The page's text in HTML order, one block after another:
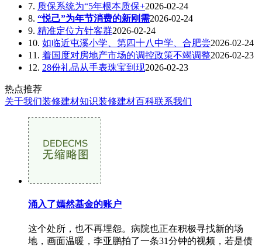
7. 质保系统为“5年根本质保+2026-02-24
8. “悦己”为年节消费的新刚需2026-02-24
9. 精准定位方针客群2026-02-24
10. 如临近屯溪小学、第四十八中学、合肥尝2026-02-24
11. 着国度对房地产市场的调控政策不竭调整2026-02-23
12. 28份礼品从手表珠宝到现2026-02-23
热点推荐
关于我们装修建材知识装修建材百科联系我们
涌入了嫣然基金的账户
这个处所，也不再埋怨。病院也正在积极寻找新的场
地，画面温暖，李亚鹏拍了一条31分钟的视频，若是债